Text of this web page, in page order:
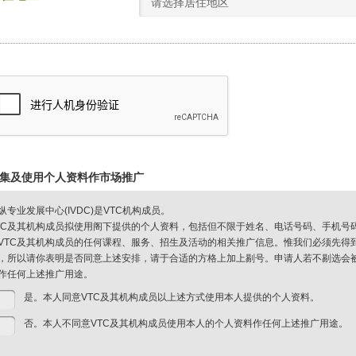
及使用个人资料作市场推广
专业发展中心(IVDC)是VTC机构成员。
及其机构成员拟使用阁下提供的个人资料，包括但不限于姓名、电话号码、手机
及其机构成员的任何课程、服务、招生及活动的相关推广信息。惟我们必须先
所以请你表明是否同意上述安排，请于合适的方格上加上剔号。申请人若不剔选
任何上述推广用途。
是。本人同意VTC及其机构成员以上述方式使用本人提供的个人资料。
否。本人不同意VTC及其机构成员使用本人的个人资料作任何上述推广用途。